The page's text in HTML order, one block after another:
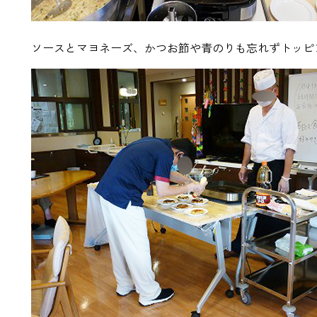
ソースとマヨネーズ、かつお節や青のりも忘れずトッ